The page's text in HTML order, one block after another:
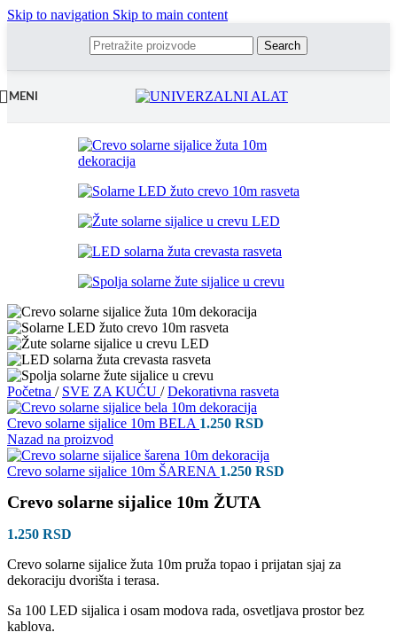
Skip to navigation Skip to main content
Search
MENI
Početna / SVE ZA KUĆU / Dekorativna rasveta
Crevo solarne sijalice 10m BELA 1.250 RSD
Nazad na proizvod
Crevo solarne sijalice 10m ŠARENA 1.250 RSD
Crevo solarne sijalice 10m ŽUTA
1.250 RSD
Crevo solarne sijalice žuta 10m pruža topao i prijatan sjaj za
dekoraciju dvorišta i terasa.
Sa 100 LED sijalica i osam modova rada, osvetljava prostor bez
kablova.